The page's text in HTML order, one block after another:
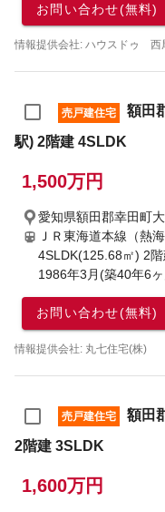
お問い合わせ(無料)
情報提供会社: ハウスドゥ
売戸建住宅
額田
駅) 2階建 4SLDK
1,500万円
愛知県額田郡幸田町
ＪＲ東海道本線（熱
4SLDK(125.68㎡) 2階
1986年3月(築40年6
お問い合わせ(無料)
情報提供会社: 丸七住宅(株)
売戸建住宅
額田
2階建 3SLDK
1,600万円